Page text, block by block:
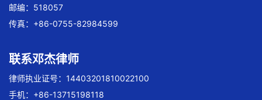
邮编：518057
传真：+86-0755-82984599
联系邓杰律师
律师执业证号：14403201810022100
手机：+86-13715198118